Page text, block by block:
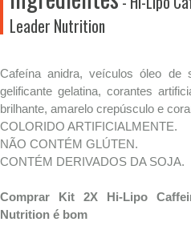
Leader Nutrition
Cafeína anidra, veículos óleo de
gelificante gelatina, corantes
brilhante, amarelo crepúsculo e
COLORIDO ARTIFICIALMENTE.
NÃO CONTÉM GLÚTEN.
CONTÉM DERIVADOS DA SOJA.
Comprar Kit 2X Hi-Lipo
Nutrition é bom